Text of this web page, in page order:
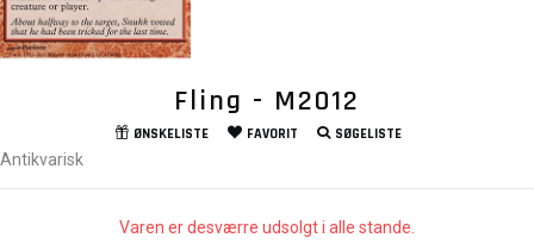
Fling - M2012
ØNSKELISTE FAVORIT SØGELISTE
Antikvarisk
Varen er desværre udsolgt i alle stande.